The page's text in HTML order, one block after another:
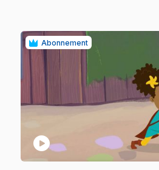
Abonnement
play_circle